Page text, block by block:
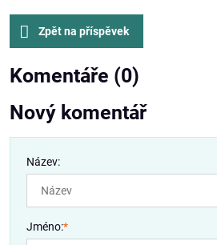
Zpět na příspěvek
Komentáře (0)
Nový komentář
Název:
Jméno:*